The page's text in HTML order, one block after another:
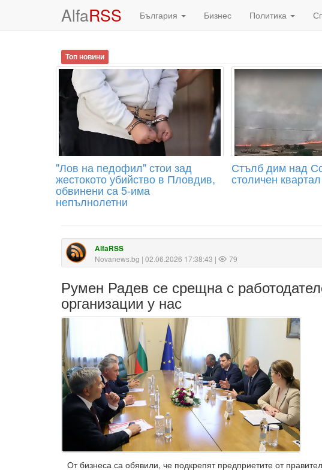
AlfaRSS България Бизнес Политика
Топ новини
"Лов на педофил" стои зад
жестокото убийство в Пловдив,
обвинени са 5-има
непълнолетни
Стълб дим над
столичен квартал
AlfaRSS
Novanews.bg | 02.06.2026 17:38:43 | 79
Румен Радев се срещна с
организации у нас
От бизнеса са обявили, че подкрепят предприетите от